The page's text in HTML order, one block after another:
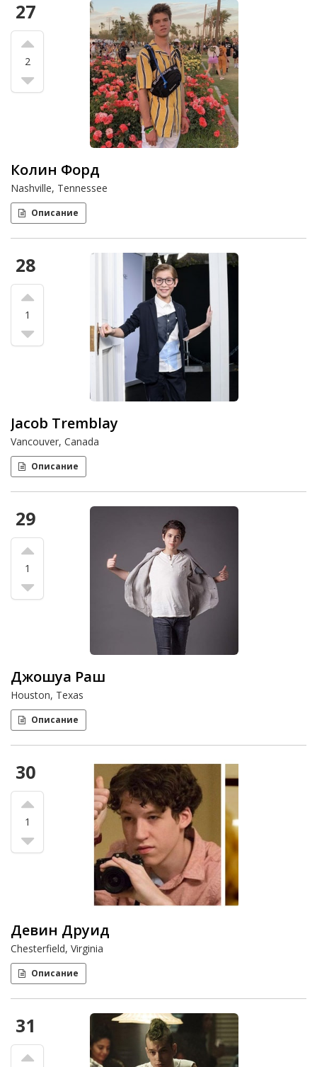
27
2
Колин Форд
Nashville, Tennessee
Описание
28
1
Jacob Tremblay
Vancouver, Canada
Описание
29
1
Джошуа Раш
Houston, Texas
Описание
30
1
Девин Друид
Chesterfield, Virginia
Описание
31